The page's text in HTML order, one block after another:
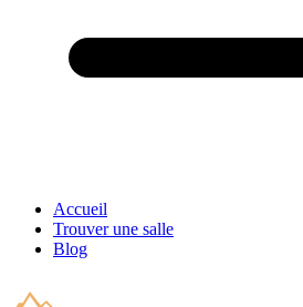
Accueil
Trouver une salle
Blog